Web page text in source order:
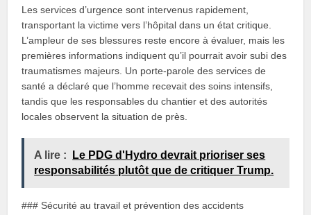
Les services d’urgence sont intervenus rapidement,
transportant la victime vers l’hôpital dans un état critique.
L’ampleur de ses blessures reste encore à évaluer, mais les
premières informations indiquent qu’il pourrait avoir subi des
traumatismes majeurs. Un porte-parole des services de
santé a déclaré que l’homme recevait des soins intensifs,
tandis que les responsables du chantier et des autorités
locales observent la situation de près.
A lire :
Le PDG d'Hydro devrait prioriser ses
responsabilités plutôt que de critiquer Trump.
### Sécurité au travail et prévention des accidents